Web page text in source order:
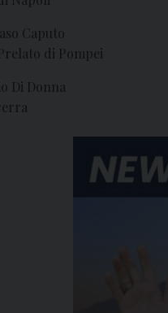
Caputo
di Pompei
Di Donna